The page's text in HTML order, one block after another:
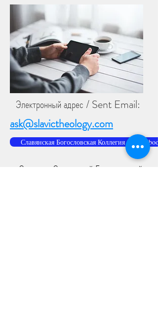
Электронный адрес / Sent Email:
ask@slavictheology.com
Славянская Богословская Коллегия на Facebook
Страница Славянской Богословской